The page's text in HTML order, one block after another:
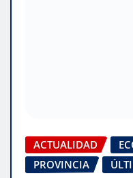
ACTUALIDAD
PROVINCIA